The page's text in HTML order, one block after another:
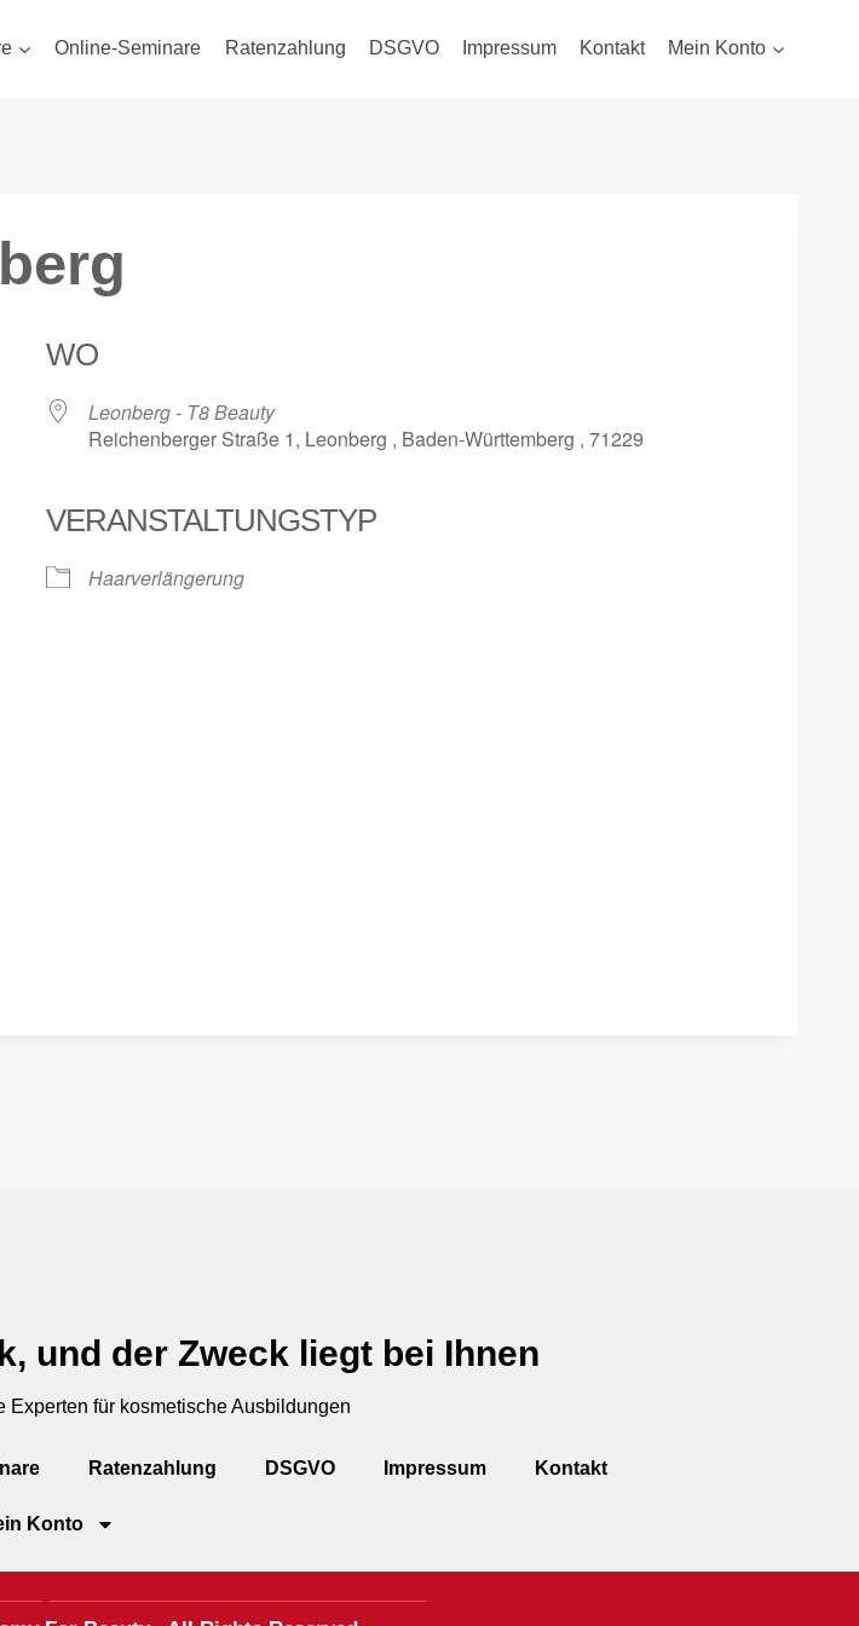
Online-Seminare Ratenzahlung DSGVO Impressum Kontakt Mein Konto
WO
Leonberg - T8 Beauty
Reichenberger Straße 1, Leonberg , Baden-Württemberg , 71229
VERANSTALTUNGSTYP
Haarverlängerung
und der Zweck liegt bei Ihnen
Experten für kosmetische Ausbildungen
Ratenzahlung DSGVO Impressum Kontakt
Konto